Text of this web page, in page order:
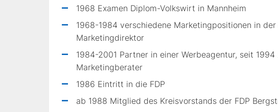
1968 Examen Diplom-Volkswirt in Mannheim
1968-1984 verschiedene Marketingpositionen in
Marketingdirektor
1984-2001 Partner in einer Werbeagentur, seit
Marketingberater
1986 Eintritt in die FDP
ab 1988 Mitglied des Kreisvorstands der FDP